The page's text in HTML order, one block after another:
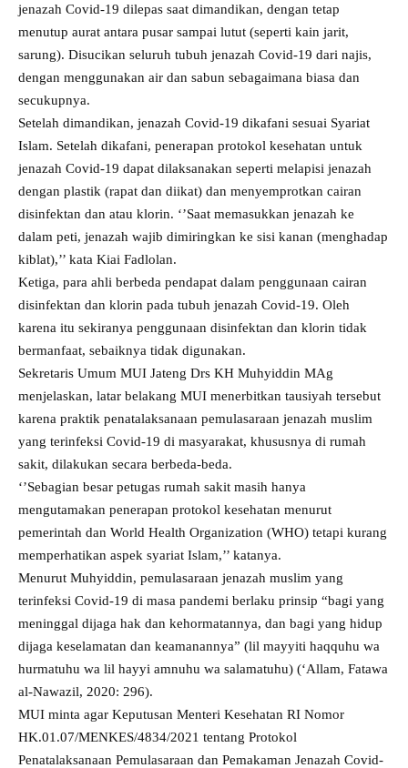
jenazah Covid-19 dilepas saat dimandikan, dengan tetap
menutup aurat antara pusar sampai lutut (seperti kain jarit,
sarung). Disucikan seluruh tubuh jenazah Covid-19 dari najis,
dengan menggunakan air dan sabun sebagaimana biasa dan
secukupnya.
Setelah dimandikan, jenazah Covid-19 dikafani sesuai Syariat
Islam. Setelah dikafani, penerapan protokol kesehatan untuk
jenazah Covid-19 dapat dilaksanakan seperti melapisi jenazah
dengan plastik (rapat dan diikat) dan menyemprotkan cairan
disinfektan dan atau klorin. ‘’Saat memasukkan jenazah ke
dalam peti, jenazah wajib dimiringkan ke sisi kanan (menghadap
kiblat),’’ kata Kiai Fadlolan.
Ketiga, para ahli berbeda pendapat dalam penggunaan cairan
disinfektan dan klorin pada tubuh jenazah Covid-19. Oleh
karena itu sekiranya penggunaan disinfektan dan klorin tidak
bermanfaat, sebaiknya tidak digunakan.
Sekretaris Umum MUI Jateng Drs KH Muhyiddin MAg
menjelaskan, latar belakang MUI menerbitkan tausiyah tersebut
karena praktik penatalaksanaan pemulasaraan jenazah muslim
yang terinfeksi Covid-19 di masyarakat, khususnya di rumah
sakit, dilakukan secara berbeda-beda.
‘’Sebagian besar petugas rumah sakit masih hanya
mengutamakan penerapan protokol kesehatan menurut
pemerintah dan World Health Organization (WHO) tetapi kurang
memperhatikan aspek syariat Islam,’’ katanya.
Menurut Muhyiddin, pemulasaraan jenazah muslim yang
terinfeksi Covid-19 di masa pandemi berlaku prinsip “bagi yang
meninggal dijaga hak dan kehormatannya, dan bagi yang hidup
dijaga keselamatan dan keamanannya” (lil mayyiti haqquhu wa
hurmatuhu wa lil hayyi amnuhu wa salamatuhu) (‘Allam, Fatawa
al-Nawazil, 2020: 296).
MUI minta agar Keputusan Menteri Kesehatan RI Nomor
HK.01.07/MENKES/4834/2021 tentang Protokol
Penatalaksanaan Pemulasaraan dan Pemakaman Jenazah Covid-